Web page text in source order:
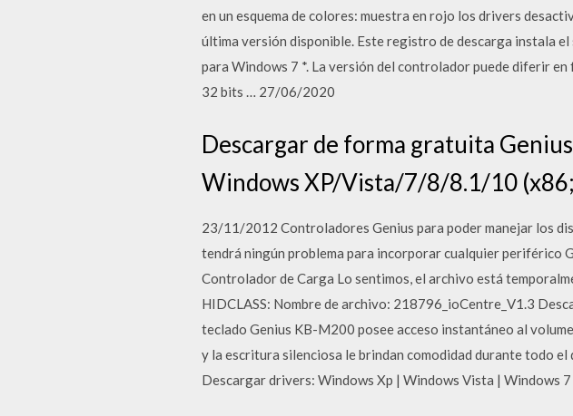
en un esquema de colores: muestra en rojo los drivers
última versión disponible. Este registro de descarga instala
para Windows 7 *. La versión del controlador puede diferir
32 bits … 27/06/2020
Descargar de forma gratuita
Windows XP/Vista/7/8/8.1/10
23/11/2012 Controladores Genius para poder manejar los
tendrá ningún problema para incorporar cualquier periférico
Controlador de Carga Lo sentimos, el archivo está
HIDCLASS: Nombre de archivo: 218796_ioCentre_V1.3
teclado Genius KB-M200 posee acceso instantáneo al
y la escritura silenciosa le brindan comodidad durante todo
Descargar drivers: Windows Xp | Windows Vista | Windows 7